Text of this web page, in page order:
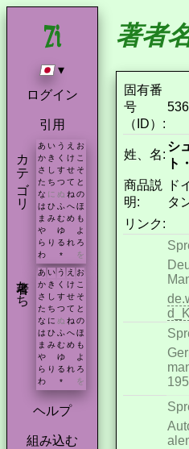
▾
ログイン
引用
カテゴリ あ い う え お
か き く け こ
さ し す せ そ
た ち つ て と
な に ぬ ね の
は ひ ふ へ ほ
ま み む め も
や
ゆ
よ
ら り る れ ろ
わ
* を
著者たち あ い う え お
か き く け こ
さ
し す せ そ
た ち つ て と
な に ぬ ね の
は ひ ふ へ ほ
ま み む め も
や
ゆ
よ
ら り る れ ろ
わ
* を
ヘルプ
組み込む
著者
固有番
号
（ID）:
536
姓、名:
シ
ト
商品説
明:
ド
タ
リンク: